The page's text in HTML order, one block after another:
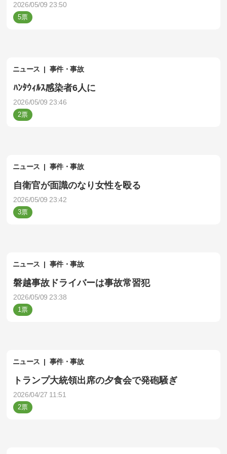
2026/05/09 23:50
5
ニュース 事件・事故
ﾊﾝﾀｳｨﾙｽ感染者6人に
2026/05/09 23:46
2
ニュース 事件・事故
自衛官が面識のなり女性を殴る
2026/05/09 23:42
3
ニュース 事件・事故
磐越事故ドライバーは事故常習犯
2026/05/09 23:38
1
ニュース 事件・事故
トランプ大統領出席の夕食会で発砲騒ぎ
2026/04/27 11:51
2